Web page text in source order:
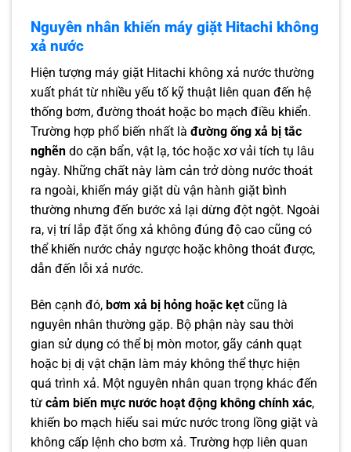
Nguyên nhân khiến máy giặt Hitachi không
xả nước
Hiện tượng máy giặt Hitachi không xả nước thường
xuất phát từ nhiều yếu tố kỹ thuật liên quan đến hệ
thống bơm, đường thoát hoặc bo mạch điều khiển.
Trường hợp phổ biến nhất là đường ống xả bị tắc
nghẽn do cặn bẩn, vật lạ, tóc hoặc xơ vải tích tụ lâu
ngày. Những chất này làm cản trở dòng nước thoát
ra ngoài, khiến máy giặt dù vận hành giặt bình
thường nhưng đến bước xả lại dừng đột ngột. Ngoài
ra, vị trí lắp đặt ống xả không đúng độ cao cũng có
thể khiến nước chảy ngược hoặc không thoát được,
dẫn đến lỗi xả nước.
Bên cạnh đó, bơm xả bị hỏng hoặc kẹt cũng là
nguyên nhân thường gặp. Bộ phận này sau thời
gian sử dụng có thể bị mòn motor, gãy cánh quạt
hoặc bị dị vật chặn làm máy không thể thực hiện
quá trình xả. Một nguyên nhân quan trọng khác đến
từ cảm biến mực nước hoạt động không chính xác,
khiến bo mạch hiểu sai mức nước trong lồng giặt và
không cấp lệnh cho bơm xả. Trường hợp liên quan